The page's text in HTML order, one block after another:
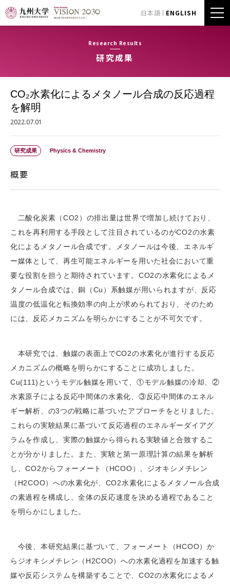
日本語 ENGLISH
Research Results
研究成果
CO₂水素化によるメタノール合成の反応過程
を解明
2022.07.01
研究成果 Physics & Chemistry
概要
二酸化炭素（CO2）の排出量は世界で増加し続けており、
これを再利用する手段として注目されているのがCO2の水素
化によるメタノール合成です。メタノールは今後、エネルギ
ー媒体として、再生可能エネルギーを用いた社会において重
要な役割を担うと期待されています。CO2の水素化によるメ
タノール合成では、銅（Cu）系触媒が用いられますが、反応
温度の低温化と転換効率の向上が求められており、そのため
には、反応メカニズムを明らかにすることが不可欠です。
本研究では、触媒の表面上でCO2の水素化が進行する反応
メカニズムの概略を明らかにすることに成功しました。
Cu(111)というモデル触媒を用いて、①モデル触媒の冷却、②
水素原子による反応中間体の水素化、③反応中間体のエネル
ギー解析、の3つの戦略に基づいたアプローチをとりました。
これらの実験結果に基づいて反応過程のエネルギーダイアグ
ラムを作成し、実際の触媒から得られる実験値と合致するこ
とが分かりました。また、実験と第一原理計算の結果を解析
し、CO2からフォーメート（HCOO）、ジオキシメチレン
（H2COO）への水素化が、CO2水素化によるメタノール合成
の素過程を構成し、全体の反応速度を決める過程であること
を明らかにしました。
今後、本研究結果に基づいて、フォーメート（HCOO）か
らジオキシメチレン（H2COO）への水素化過程を加速する触
媒や反応システムを構築することで、CO2の水素化によるメ